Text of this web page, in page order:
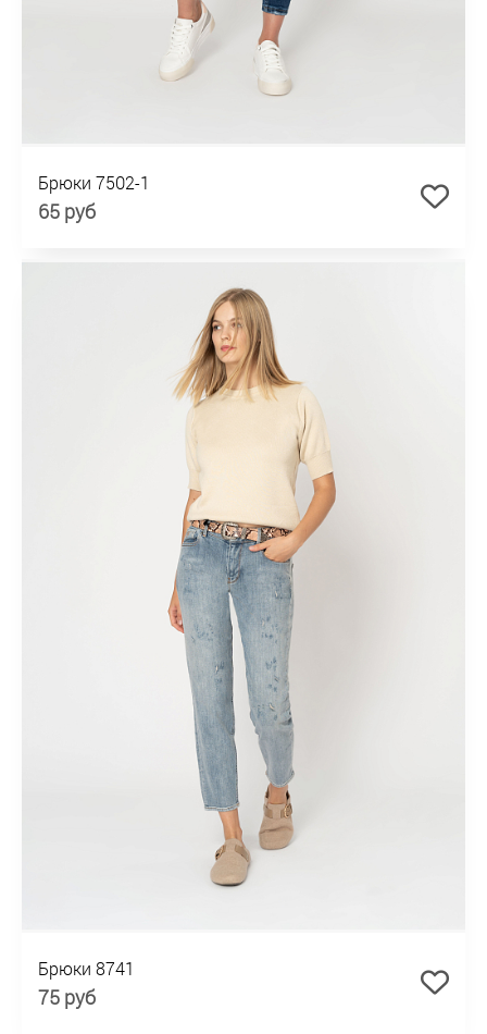
Брюки 7502-1
65 руб
Брюки 8741
75 руб